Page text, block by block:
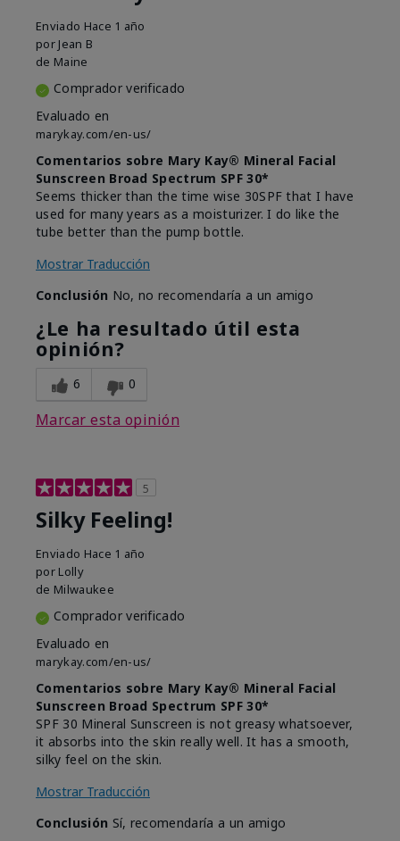
Enviado Hace 1 año
por Jean B
de Maine
Comprador verificado
Evaluado en
marykay.com/en-us/
Comentarios sobre Mary Kay® Mineral Facial
Sunscreen Broad Spectrum SPF 30*
Seems thicker than the time wise 30SPF that I have
used for many years as a moisturizer. I do like the
tube better than the pump bottle.
Mostrar Traducción
Conclusión No, no recomendaría a un amigo
¿Le ha resultado útil esta
opinión?
6 0
Marcar esta opinión
5
Silky Feeling!
Enviado Hace 1 año
por Lolly
de Milwaukee
Comprador verificado
Evaluado en
marykay.com/en-us/
Comentarios sobre Mary Kay® Mineral Facial
Sunscreen Broad Spectrum SPF 30*
SPF 30 Mineral Sunscreen is not greasy whatsoever,
it absorbs into the skin really well. It has a smooth,
silky feel on the skin.
Mostrar Traducción
Conclusión Sí, recomendaría a un amigo